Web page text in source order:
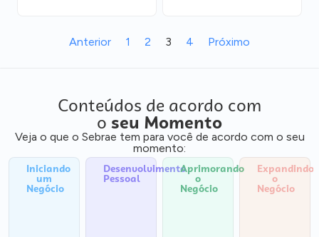
Anterior 1 2 3 4 Próximo
Conteúdos de acordo com
o seu Momento
Veja o que o Sebrae tem para você de acordo com o seu
momento:
Iniciando
um
Negócio
Desenvolvimento
Pessoal
Aprimorando
o
Negócio
Expandindo
o
Negócio